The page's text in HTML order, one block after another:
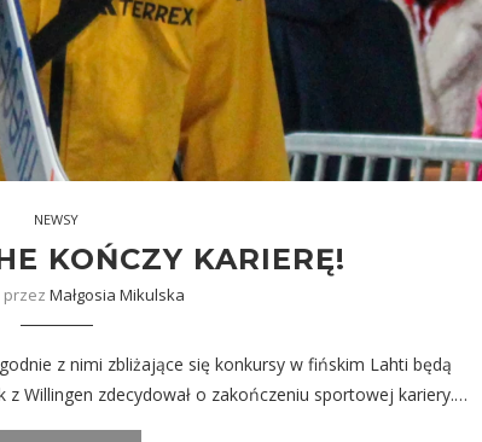
NEWSY
KOŃCZY KARIERĘ!
przez Małgosia Mikulska
z nimi zbliżające się konkursy w fińskim Lahti będą
Willingen zdecydował o zakończeniu sportowej kariery.…